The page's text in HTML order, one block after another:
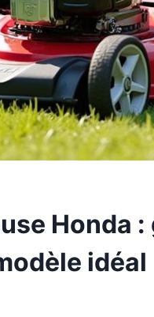
Honda
idéal